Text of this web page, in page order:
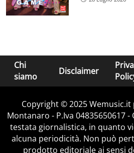
Chi
siamo
Disclaimer
Copyright © 2025
Montanaro - P.Iva 04835650617
testata giornalistica, in quanto
alcuna periodicità. Non può
prodotto editoriale ai sensi